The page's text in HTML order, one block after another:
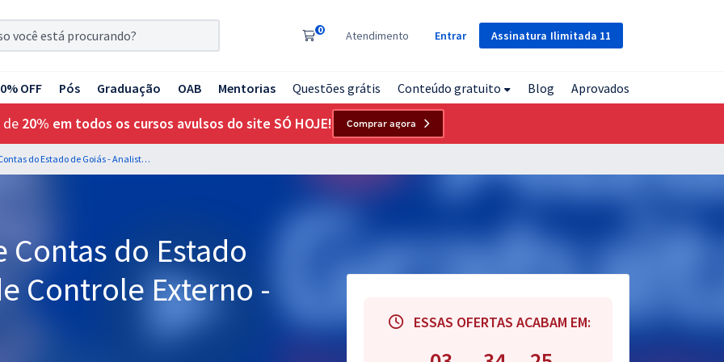
Assinatura Ilimitada 11
0 Atendimento Entrar
OFF Pós Graduação OAB Mentorias Questões grátis Conteúdo gratuito Blog Aprovados
de 20% em todos os cursos avulsos do site SÓ HOJE! Comprar agora
TCE GO - Tribunal de Contas do Estado de Goiás - Analista de Controle Externo - Controle Externo
Contas do Estado
Controle Externo -
ESSAS OFERTAS ACABAM EM: